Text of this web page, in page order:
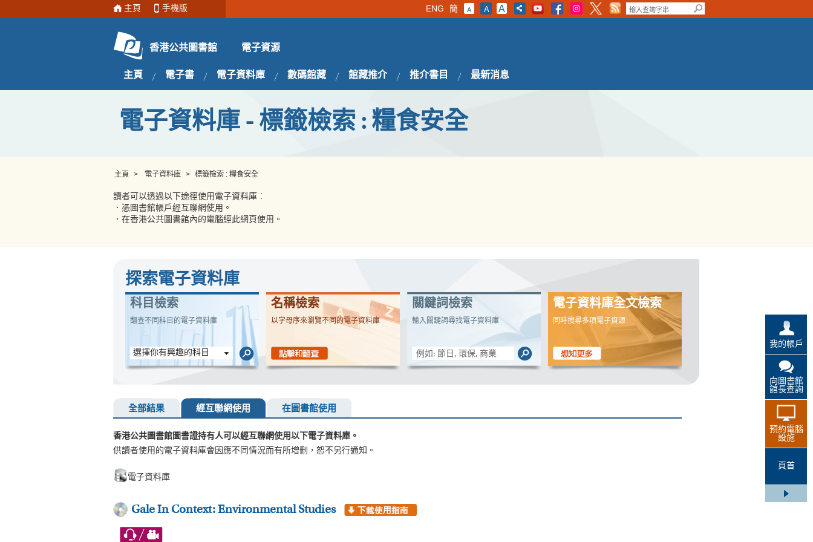
主頁 手機版 ENG 簡 A A A
香港公共圖書館 電子資源
主頁 電子書 電子資料庫 數碼館藏 館藏推介 推介書目 最新消息
我的帳戶
向圖書館
館長查詢
預約電腦
設施
頁首
電子資料庫 - 標籤檢索 : 糧食安全
主頁 > 電子資料庫 > 標籤檢索 : 糧食安全
讀者可以透過以下途徑使用電子資料庫︰
．憑圖書館帳戶經互聯網使用。
．在香港公共圖書館內的電腦經此網頁使用。
探索電子資料庫
科目檢索
翻查不同科目的電子資料庫
選擇你有興趣的科目
名稱檢索
以字母序來瀏覽不同的電子資料庫
關鍵詞檢索
輸入關鍵詞尋找電子資料庫
電子資料庫全文檢索
同時搜尋多項電子資源
全部結果 經互聯網使用 在圖書館使用
香港公共圖書館圖書證持有人可以經互聯網使用以下電子資料庫。
供讀者使用的電子資料庫會因應不同情況而有所增刪，恕不另行通知。
電子資料庫
Gale In Context: Environmental Studies